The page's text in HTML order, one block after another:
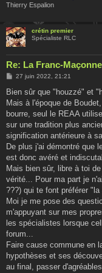
Thierry Espalion
crétin premier
Spécialiste RLC
Re: La Franc-
M
s
a
g
27 juin 2022, 21:21
Bien sûr que "houzzé" et
Mais à l'époque de
bourre, seul le REAA
sur une tradition plus
signification antérieure à
De plus j'ai démontré que
est donc avéré et
Mais bien sûr, libre à toi
vérité... Pour ma part je
???) qui te font préférer
Moi je me pose des
m'appuyant sur mes
les spécialistes lorsque
forum...
Faire cause commune en
hypothèses et ses
au final, passer